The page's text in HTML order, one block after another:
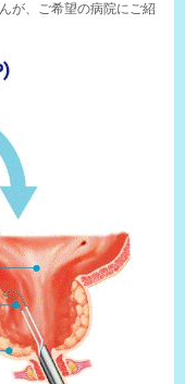
が、ご希望の病院にご紹